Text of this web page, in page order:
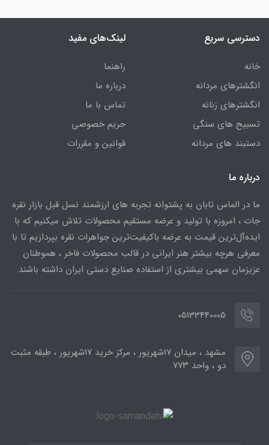
دسترسی سریع
خانه
انگشترهای مردانه
انگشترهای زنانه
تسبیح های سنگی
دستبند های مردانه
لینک‌های مفید
راهنما
درباره ما
تماس با ما
حریم خصوصی
قوانین و مقررات
درباره ما
ما در الماس تابان به پشتوانه تجربه های ارزشمند نسل قبل بازار نقره
جات ، امروزه با تولید و عرضه مستقیم محصولات تلاش میکنیم که با
ایده‌آل‌ترین قیمت به عرضه باکیفیت‌ترین جواهرات نقره بپردازیم تا با
معرفی هرچه بیشتر هنر ایرانی در قالب محصولات فاخر ، هموطنان
عزیزمان سهمی بیشتری از استفاده صنایع دستی ایران داشته باشند.
05133440005
مشهد ، میدان ۱۷شهریور ، مرکز خرید ۱۷شهریور ، طبقه مثبت
دو ، واحد ۷۷۳